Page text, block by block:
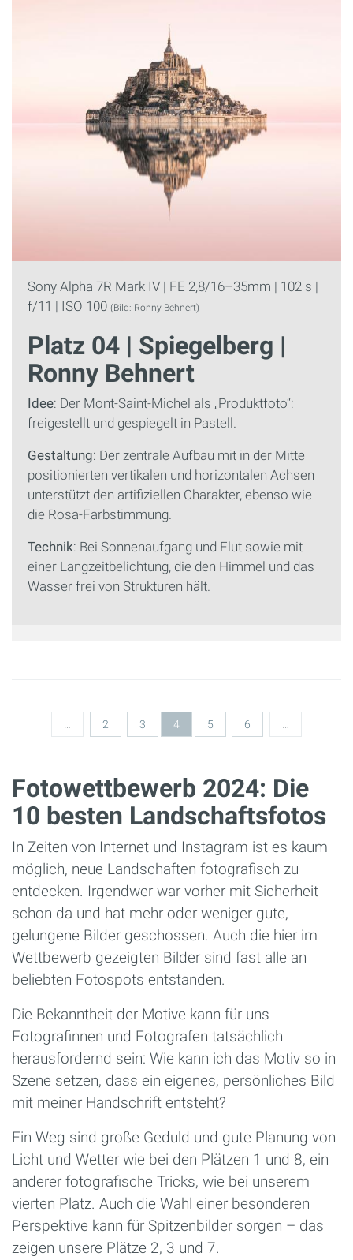
Sony Alpha 7R Mark IV | FE 2,8/16–35mm | 102 s |
f/11 | ISO 100 (Bild: Ronny Behnert)
Platz 04 | Spiegelberg |
Ronny Behnert
Idee: Der Mont-Saint-Michel als „Produktfoto“:
freigestellt und gespiegelt in Pastell.
Gestaltung: Der zentrale Aufbau mit in der Mitte
positionierten vertikalen und horizontalen Achsen
unterstützt den artifiziellen Charakter, ebenso wie
die Rosa-Farbstimmung.
Technik: Bei Sonnenaufgang und Flut sowie mit
einer Langzeitbelichtung, die den Himmel und das
Wasser frei von Strukturen hält.
Seiten
2 3 4 5 6
Fotowettbewerb 2024: Die
10 besten Landschaftsfotos
In Zeiten von Internet und Instagram ist es kaum
möglich, neue Landschaften fotografisch zu
entdecken. Irgendwer war vorher mit Sicherheit
schon da und hat mehr oder weniger gute,
gelungene Bilder geschossen. Auch die hier im
Wettbewerb gezeigten Bilder sind fast alle an
beliebten Fotospots entstanden.
Die Bekanntheit der Motive kann für uns
Fotografinnen und Fotografen tatsächlich
herausfordernd sein: Wie kann ich das Motiv so in
Szene setzen, dass ein eigenes, persönliches Bild
mit meiner Handschrift entsteht?
Ein Weg sind große Geduld und gute Planung von
Licht und Wetter wie bei den Plätzen 1 und 8, ein
anderer fotografische Tricks, wie bei unserem
vierten Platz. Auch die Wahl einer besonderen
Perspektive kann für Spitzenbilder sorgen – das
zeigen unsere Plätze 2, 3 und 7.